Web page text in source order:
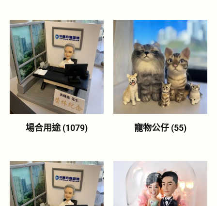
場合用途 (1079) 寵物公仔 (55)